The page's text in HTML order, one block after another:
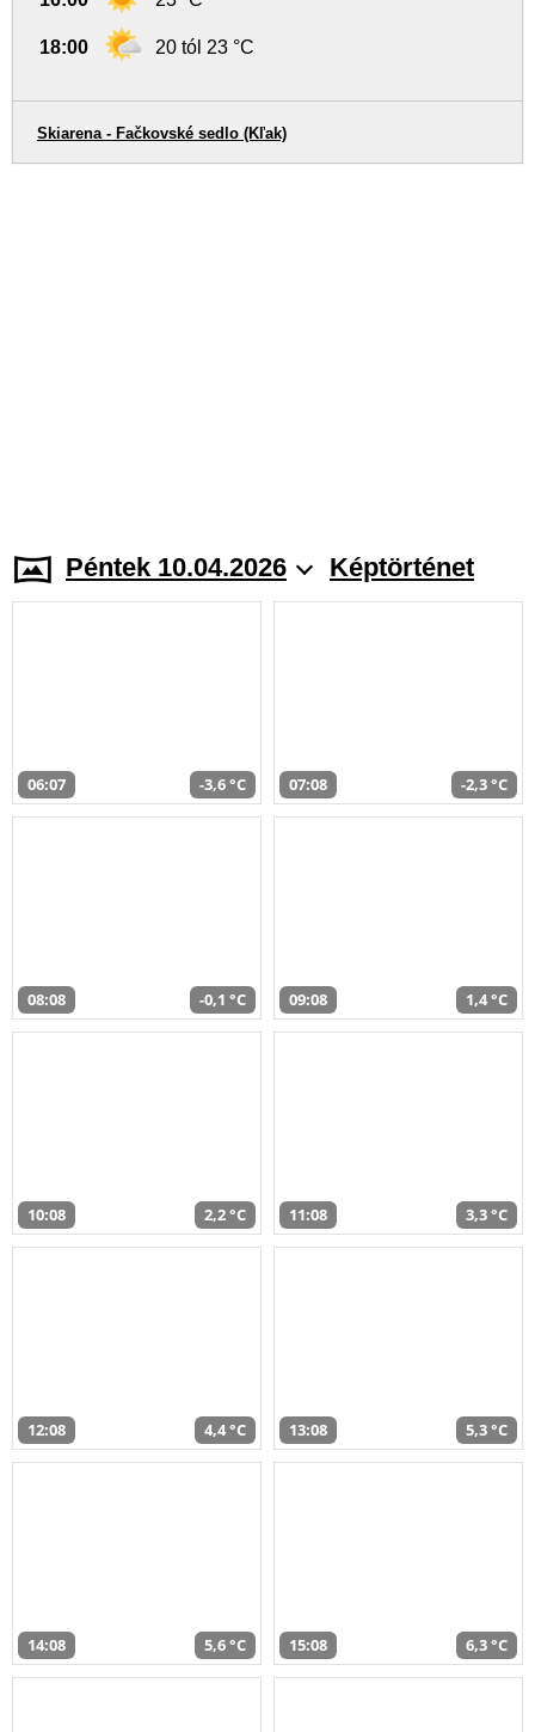
18:00 20 tól 23 °C
Skiarena - Fačkovské sedlo (Kľak)
Péntek 10.04.2026 Képtörténet
06:07 -3,6 °C 07:08 -2,3 °C
08:08 -0,1 °C 09:08 1,4 °C
10:08 2,2 °C 11:08 3,3 °C
12:08 4,4 °C 13:08 5,3 °C
14:08 5,6 °C 15:08 6,3 °C